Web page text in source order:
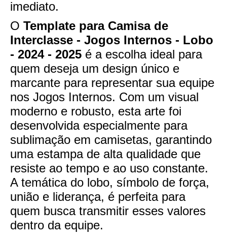
imediato.
O Template para Camisa de
Interclasse - Jogos Internos - Lobo
- 2024 - 2025 é a escolha ideal para
quem deseja um design único e
marcante para representar sua equipe
nos Jogos Internos. Com um visual
moderno e robusto, esta arte foi
desenvolvida especialmente para
sublimação em camisetas, garantindo
uma estampa de alta qualidade que
resiste ao tempo e ao uso constante.
A temática do lobo, símbolo de força,
união e liderança, é perfeita para
quem busca transmitir esses valores
dentro da equipe.